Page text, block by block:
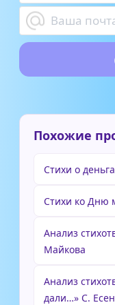
Похожие
Стихи о
Стихи ко Дню
Анализ
Майкова
Анализ
дали…» С.